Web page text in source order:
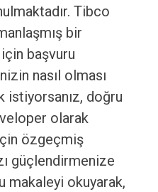
Tibco
bir
başvuru
nasıl olması
istiyorsanız, doğru
olarak
özgeçmiş
güçlendirmenize
makaleyi okuyarak,